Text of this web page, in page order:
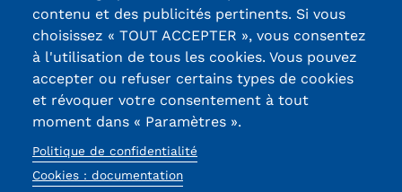
13, Rue Ernest
Thierry-Mieg
90010 BELFORT
Cedex
03 84 58 33 10
Réseaux
contenu et des publicités pertinents. Si vous
choisissez « TOUT ACCEPTER », vous consentez
à l'utilisation de tous les cookies. Vous pouvez
accepter ou refuser certains types de cookies
et révoquer votre consentement à tout
moment dans « Paramètres ».
Politique de confidentialité
Cookies : documentation